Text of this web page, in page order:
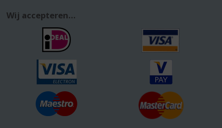
Wij accepteren...